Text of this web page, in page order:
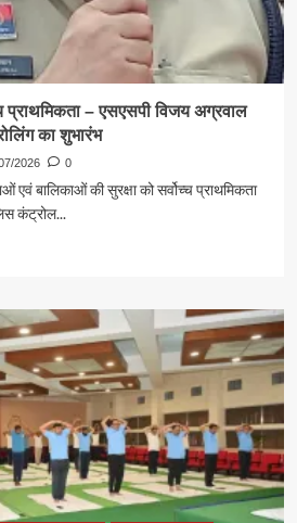
प्राथमिकता – एसएसपी विजय अग्रवाल
का शुभारंभ
2026 0
एवं बालिकाओं की सुरक्षा को सर्वोच्च प्राथमिकता
कंट्रोल...